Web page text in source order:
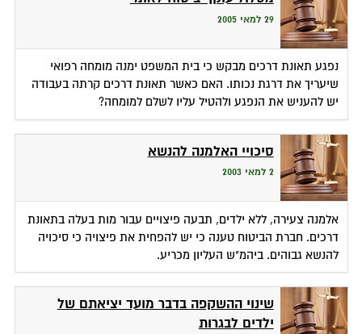
29 למאי 2005
נפגע תאונת דרכים מבקש כי בית המשפט ימנה מומחה רפואי
שיעריך את דרגת נכותו. האם כאשר תאונת דרכים קרתה בעבודה
יש להעניש את הנפגע ולהטיל עליו לשלם למומחה?
סיכויי האלמנה להנשא
2 למאי 2003
אלמנה צעירה, ללא ילדים, תבעה פיצויים עבור מות בעלה בתאונת
דרכים. חברת הביטוח טענה כי יש להפחית את פיצויה כי סיכויה
להנשא גבוהים. ביהמ"ש העליון מכריע.
שינוי ההשקפה בדבר מועד יציאתם של
ילדים לבגרות